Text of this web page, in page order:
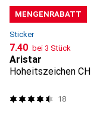
MENGENRABATT
Sticker
CHF
7.40 bei 3 Stück
Aristar
Hoheitszeichen CH
18